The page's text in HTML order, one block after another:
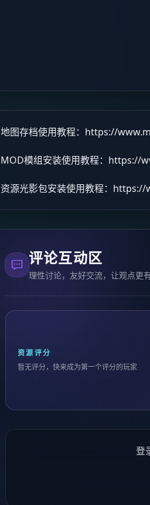
地图存档使用教程： https://
MOD模组安装使用教程： https://
资源光影包安装使用教程： https://
评论互动区
理性讨论，友好交流，让观点更
资源评分
暂无评分，快来成为第一个评分的玩家
登